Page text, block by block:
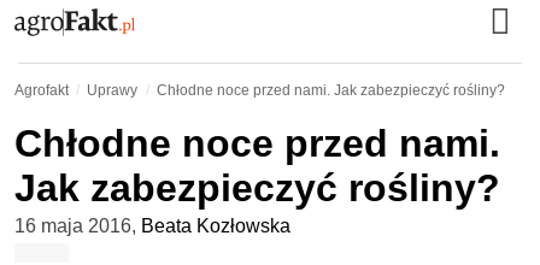
Agrofakt Uprawy Chłodne noce przed nami. Jak zabezpieczyć rośliny?
Chłodne noce przed nami.
Jak zabezpieczyć rośliny?
16 maja 2016, Beata Kozłowska